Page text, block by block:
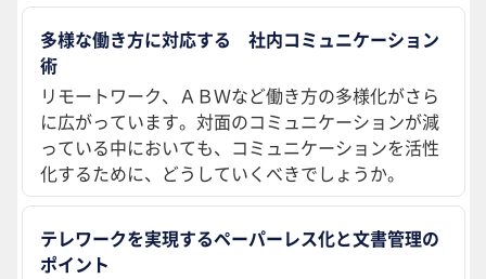
多様な働き方に対応する 社内コミュニケーション
術
リモートワーク、ＡＢＷなど働き方の多様化がさら
に広がっています。対面のコミュニケーションが減
っている中においても、コミュニケーションを活性
化するために、どうしていくべきでしょうか。
テレワークを実現するペーパーレス化と文書管理の
ポイント